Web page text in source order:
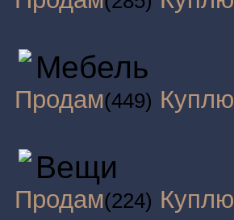
Мебель
Продам(449) Куплю
Вещи
Продам(224) Куплю